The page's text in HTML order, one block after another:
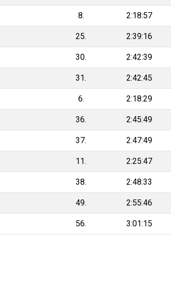
8. 2:18:57
25. 2:39:16
30. 2:42:39
31. 2:42:45
6. 2:18:29
36. 2:45:49
37. 2:47:49
11. 2:25:47
38. 2:48:33
49. 2:55:46
56. 3:01:15